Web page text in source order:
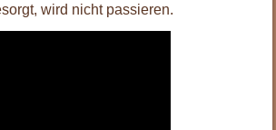
wird nicht passieren.